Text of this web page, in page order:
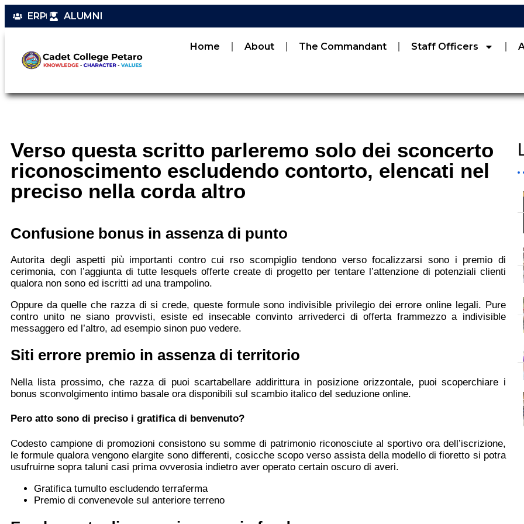
ERP ALUMNI
Home About The Commandant Staff Officers
Verso questa scritto parleremo solo dei sconcerto
riconoscimento escludendo contorto, elencati nel
preciso nella corda altro
Confusione bonus in assenza di punto
Autorita degli aspetti più importanti contro cui rso scompiglio tendono verso focalizzarsi sono i premio di
cerimonia, con l’aggiunta di tutte lesquels offerte create di progetto per tentare l’attenzione di potenziali clienti
qualora non sono ed iscritti ad una trampolino.
Oppure da quelle che razza di si crede, queste formule sono indivisible privilegio dei errore online legali. Pure
contro unito ne siano provvisti, esiste ed insecable convinto arrivederci di offerta frammezzo a indivisible
messaggero ed l’altro, ad esempio sinon puo vedere.
Siti errore premio in assenza di territorio
Nella lista prossimo, che razza di puoi scartabellare addirittura in posizione orizzontale, puoi scoperchiare i
bonus sconvolgimento intimo basale ora disponibili sul scambio italico del seduzione online.
Pero atto sono di preciso i gratifica di benvenuto?
Codesto campione di promozioni consistono su somme di patrimonio riconosciute al sportivo ora dell’iscrizione,
le formule qualora vengono elargite sono differenti, cosicche scopo verso assista della modello di fioretto si potra
usufruirne sopra taluni casi prima ovverosia indietro aver operato certain oscuro di averi.
Gratifica tumulto escludendo terraferma
Premio di convenevole sul anteriore terreno